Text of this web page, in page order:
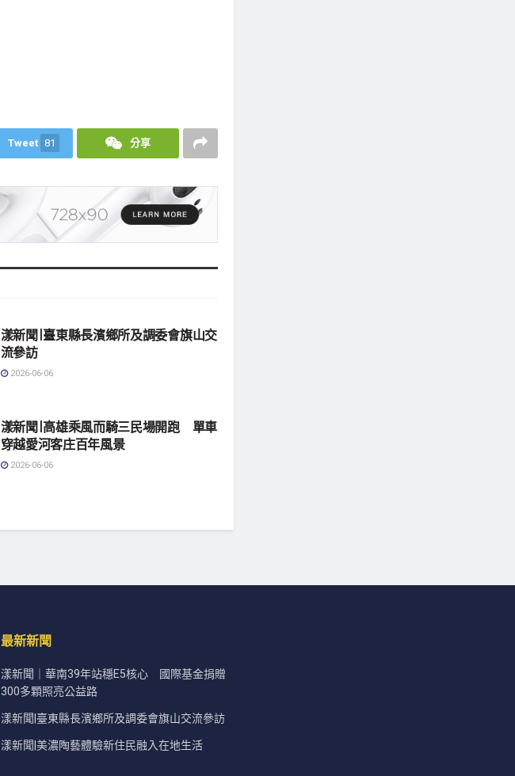
Tweet 81 分享
漾新聞|臺東縣長濱鄉所及調委會旗山交
流參訪
2026-06-06
漾新聞|高雄乘風而騎三民場開跑 單車
穿越愛河客庄百年風景
2026-06-06
最新新聞
漾新聞｜華南39年站穩E5核心 國際基金捐贈
300多顆照亮公益路
漾新聞|臺東縣長濱鄉所及調委會旗山交流參訪
漾新聞|美濃陶藝體驗新住民融入在地生活